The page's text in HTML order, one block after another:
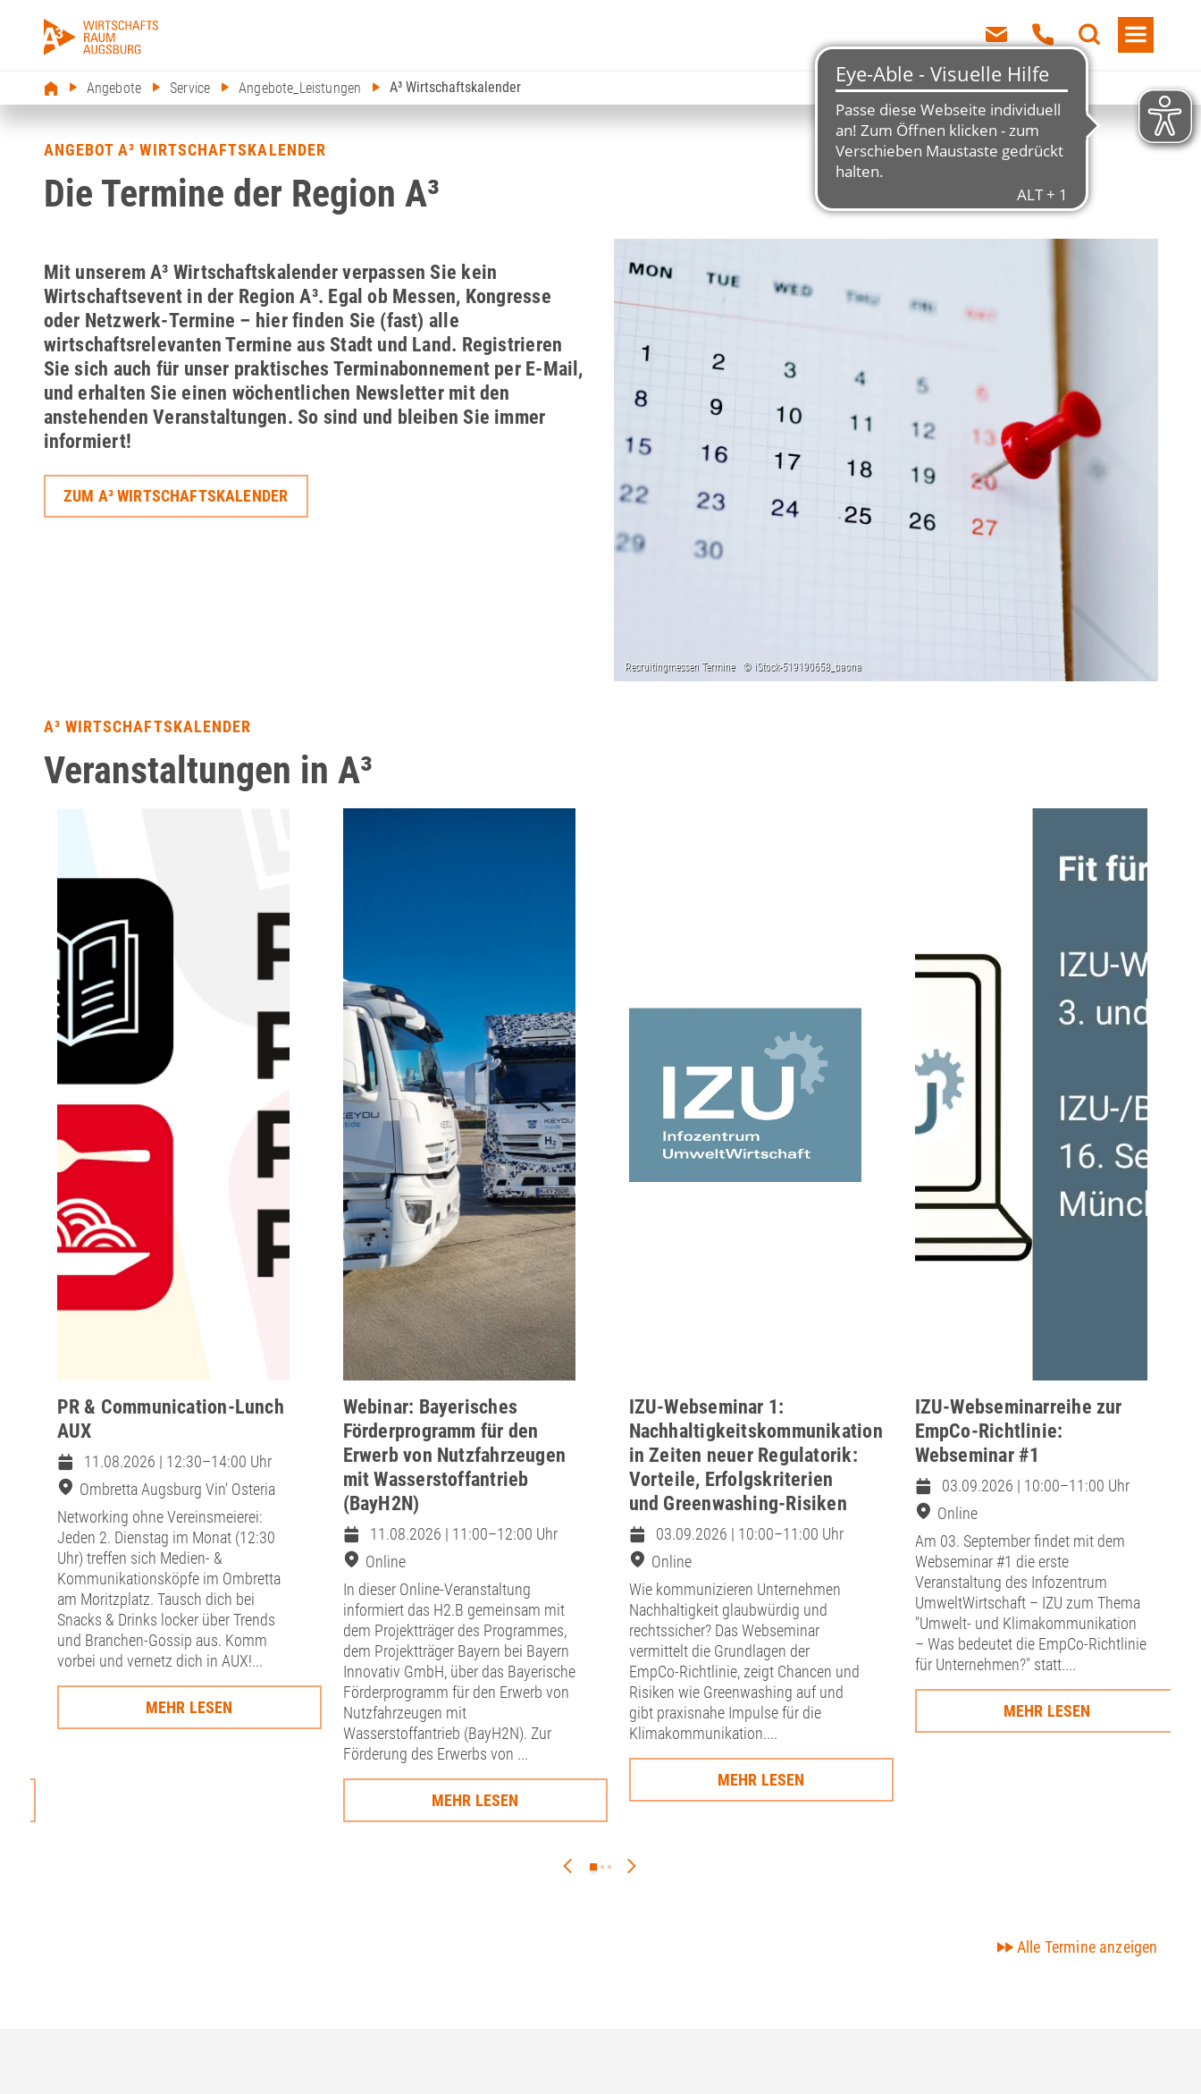
Angebote Service Angebote_Leistungen A³ Wirtschaftskalender
ANGEBOT A³ WIRTSCHAFTSKALENDER
Die Termine der Region A³
Mit unserem A³ Wirtschaftskalender verpassen Sie kein
Wirtschaftsevent in der Region A³. Egal ob Messen, Kongresse
oder Netzwerk-Termine – hier finden Sie (fast) alle
wirtschaftsrelevanten Termine aus Stadt und Land. Registrieren
Sie sich auch für unser praktisches Terminabonnement per E-Mail,
und erhalten Sie einen wöchentlichen Newsletter mit den
anstehenden Veranstaltungen. So sind und bleiben Sie immer
informiert!
ZUM A³ WIRTSCHAFTSKALENDER
A³ WIRTSCHAFTSKALENDER
Veranstaltungen in A³
PR & Communication-Lunch
AUX
11.08.2026 | 12:30–14:00 Uhr
Ombretta Augsburg Vin‘ Osteria
Networking ohne Vereinsmeierei:
Jeden 2. Dienstag im Monat (12:30
Uhr) treffen sich Medien- &
Kommunikationsköpfe im Ombretta
am Moritzplatz. Tausch dich bei
Snacks & Drinks locker über Trends
und Branchen-Gossip aus. Komm
vorbei und vernetz dich in AUX!...
MEHR LESEN
Webinar: Bayerisches
Förderprogramm für den
Erwerb von Nutzfahrzeugen
mit Wasserstoffantrieb
(BayH2N)
11.08.2026 | 11:00–12:00 Uhr
Online
In dieser Online-Veranstaltung
informiert das H2.B gemeinsam mit
dem Projektträger des Programmes,
dem Projektträger Bayern bei Bayern
Innovativ GmbH, über das Bayerische
Förderprogramm für den Erwerb von
Nutzfahrzeugen mit
Wasserstoffantrieb (BayH2N). Zur
Förderung des Erwerbs von ...
MEHR LESEN
IZU-Webseminar 1:
Nachhaltigkeitskommunikation
in Zeiten neuer Regulatorik:
Vorteile, Erfolgskriterien
und Greenwashing-Risiken
03.09.2026 | 10:00–11:00 Uhr
Online
Wie kommunizieren Unternehmen
Nachhaltigkeit glaubwürdig und
rechtssicher? Das Webseminar
vermittelt die Grundlagen der
EmpCo-Richtlinie, zeigt Chancen und
Risiken wie Greenwashing auf und
gibt praxisnahe Impulse für die
Klimakommunikation....
MEHR LESEN
IZU-Webseminarreihe zur
EmpCo-Richtlinie:
Webseminar #1
03.09.2026 | 10:00–11:00 Uhr
Online
Am 03. September findet mit dem
Webseminar #1 die erste
Veranstaltung des Infozentrum
UmweltWirtschaft – IZU zum Thema
"Umwelt- und Klimakommunikation
– Was bedeutet die EmpCo-Richtlinie
für Unternehmen?" statt....
MEHR LESEN
Alle Termine anzeigen